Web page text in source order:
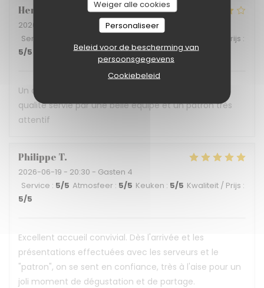
Weiger alle cookies
Personaliseer
Beleid voor de bescherming van
persoonsgegevens
Cookiebeleid
Hervé
2026-06-30
- 12:30 - Gasten 3
Service
Kwaliteit / Prijs :
5/5
Un déjeuner en terrasse ombragée, une cuisine de
qualité servie par une belle équipe et un patron très
attentif
Philippe T
2026-06-19 - 20:30 - Gasten 4
Service : 5/5 Atmosfeer : 5/5 Keuken : 5/5 Kwaliteit / Prijs :
5/5
Excellent accueil convivial. Dès l'arrivée et les
présentations effectuées avec les serveurs et le
"patron", on se sent en confiance, très à l'aise pour un
joli moment de dégustation et de partage.